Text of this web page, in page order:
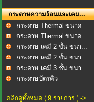
กระดาษความร้อนและเคม...
กระดาษ Thermal ขนาด
57...
กระดาษ Thermal ขนาด
80...
กระดาษ เคมี 2 ชั้น ขนา...
กระดาษ เคมี 2 ชั้น ขนา...
กระดาษ เคมี 3 ชั้น ขนา...
กระดาษบัตรคิว
คลิกดูทั้งหมด ( 9 รายการ ) ->